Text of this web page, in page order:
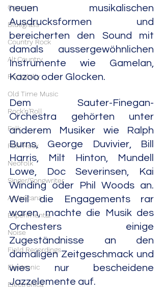
Country
Bluegrass
Country Rock
Alt.Country
Rockabilly
Old Time Music
Rock'n'Roll
Folk
Folk Rock
Neofolk
Singer/Songwriter
Americana
Experimental
Noise
Field Recordings
Electronic
Electronica
neuen musikalischen
Ausdrucksformen und
bereicherten den Sound mit
damals aussergewöhnlichen
Instrumente wie Gamelan,
Kazoo oder Glocken.
Dem Sauter-Finegan-
Orchestra gehörten unter
anderem Musiker wie Ralph
Burns, George Duvivier, Bill
Harris, Milt Hinton, Mundell
Lowe, Doc Severinsen, Kai
Winding oder Phil Woods an.
Weil die Engagements rar
waren, machte die Musik des
Orchesters einige
Zugeständnisse an den
damaligen Zeitgeschmack und
wies nur bescheidene
Jazzelemente auf.